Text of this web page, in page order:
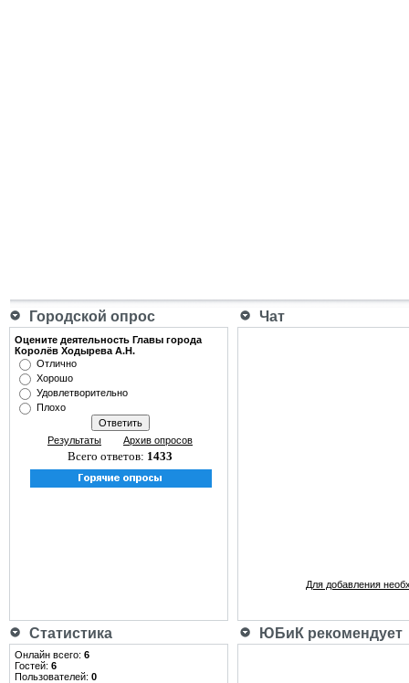
Городской опрос Чат
Оцените деятельность Главы города
Королёв Ходырева А.Н.
Отлично
Хорошо
Удовлетворительно
Плохо
Результаты Архив опросов
Всего ответов: 1433
Для добавления
Статистика ЮБиК рекомендует
Онлайн всего: 6
Гостей: 6
Пользователей: 0